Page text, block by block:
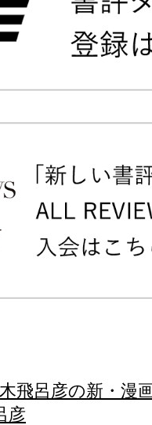
飛呂彦の新・漫
彦